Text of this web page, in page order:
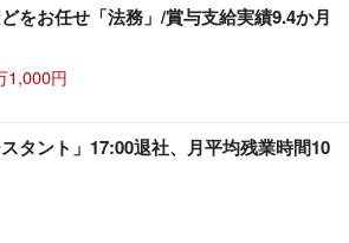
をお任せ「法務」/賞与支給実績9.4か月
1,000円
スタント」17:00退社、月平均残業時間10